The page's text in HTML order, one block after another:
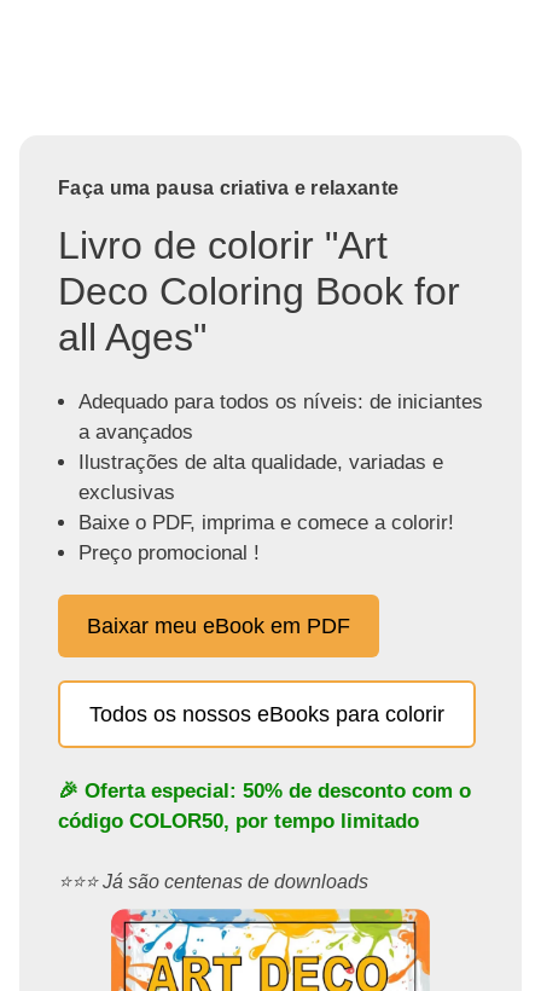
Faça uma pausa criativa e relaxante
Livro de colorir "Art
Deco Coloring Book for
all Ages"
Adequado para todos os níveis: de iniciantes
a avançados
Ilustrações de alta qualidade, variadas e
exclusivas
Baixe o PDF, imprima e comece a colorir!
Preço promocional !
Baixar meu eBook em PDF
Todos os nossos eBooks para colorir
🎉 Oferta especial: 50% de desconto com o
código COLOR50, por tempo limitado
⭐️⭐️⭐️ Já são centenas de downloads